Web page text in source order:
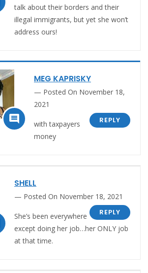
talk about their borders and their
illegal immigrants, but yet she won’t
address ours!

MEG KAPRISKY
Posted On November 18,
2021
REPLY
with taxpayers
money
SHELL
Posted On November 18, 2021
REPLY
She’s been everywhere
except doing her job…her ONLY job
at that time.